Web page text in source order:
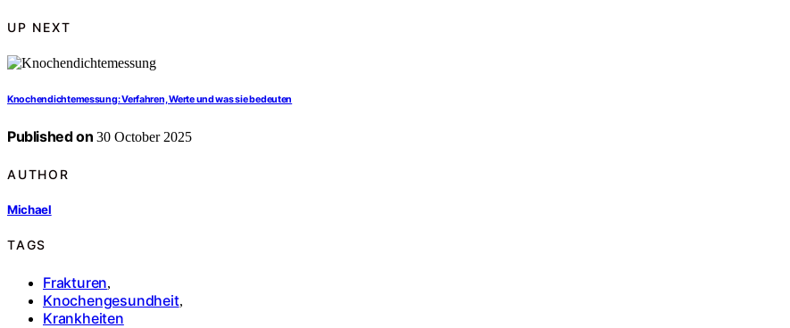
UP NEXT
Knochendichtemessung: Verfahren, Werte und was sie bedeuten
Published on 30 October 2025
AUTHOR
Michael
TAGS
Frakturen,
Knochengesundheit,
Krankheiten